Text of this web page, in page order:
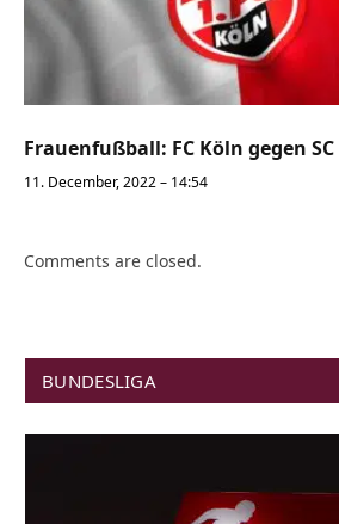
Frauenfußball: FC Köln gegen
11. December, 2022 – 14:54
Comments are closed.
BUNDESLIGA